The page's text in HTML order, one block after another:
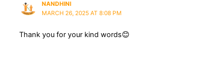
NANDHINI
MARCH 26, 2025 AT 8:08 PM
Thank you for your kind words😊